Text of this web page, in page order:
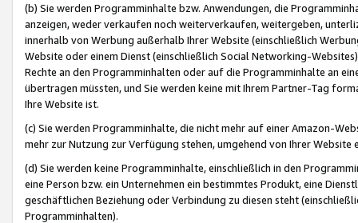
(b) Sie werden Programminhalte bzw. Anwendungen, die
anzeigen, weder verkaufen noch weiterverkaufen, weitergeben,
innerhalb von Werbung außerhalb Ihrer Website (einschließlich
Website oder einem Dienst (einschließlich Social Networking-
Rechte an den Programminhalten oder auf die Programminhalte an
übertragen müssten, und Sie werden keine mit Ihrem Partner-Tag
Ihre Website ist.
(c) Sie werden Programminhalte, die nicht mehr auf einer Amazon-
mehr zur Nutzung zur Verfügung stehen, umgehend von Ihrer
(d) Sie werden keine Programminhalte, einschließlich in den
eine Person bzw. ein Unternehmen ein bestimmtes Produkt, eine
geschäftlichen Beziehung oder Verbindung zu diesen steht
Programminhalten).